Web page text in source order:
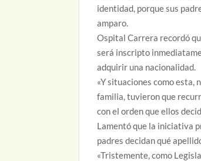
identidad, porque sus
amparo.
Ospital Carrera recordó
será inscripto
adquirir una nacionalidad.
«Y situaciones como esta,
familia, tuvieron que
con el orden que ellos
Lamentó que la iniciativa
padres decidan qué
«Tristemente, como